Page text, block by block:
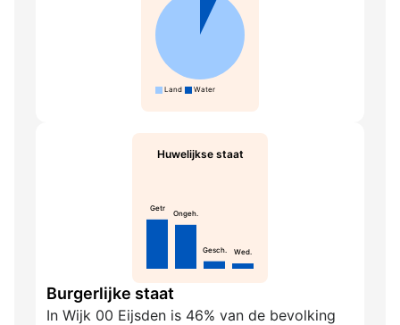
Land Water
Huwelijkse staat
Getr
Ongeh.
Gesch. Wed.
Burgerlijke staat
In Wijk 00 Eijsden is 46% van de bevolking